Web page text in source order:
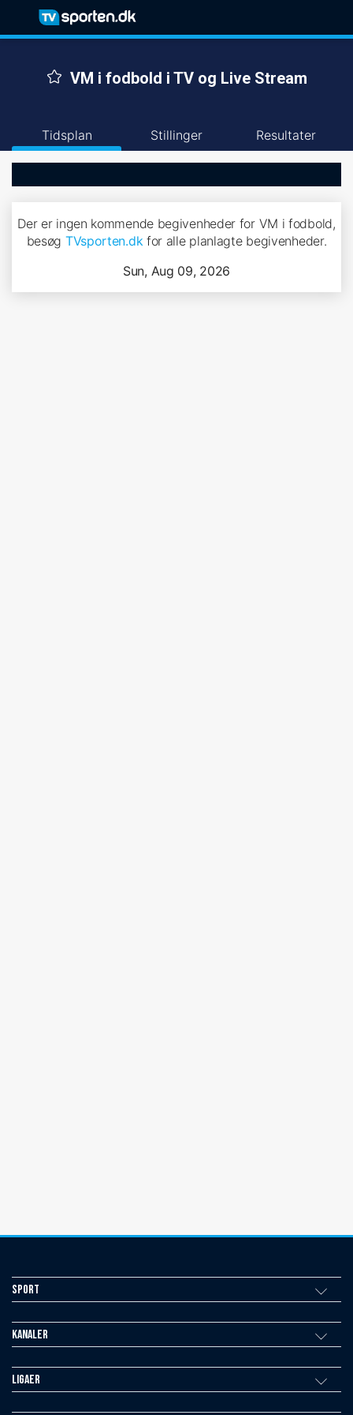
VM i fodbold i TV og Live Stream
Tidsplan Stillinger Resultater
Der er ingen kommende begivenheder for VM i fodbold,
besøg TVsporten.dkfor alle planlagte begivenheder.
Sun, Aug 09, 2026
Sport
Kanaler
Ligaer